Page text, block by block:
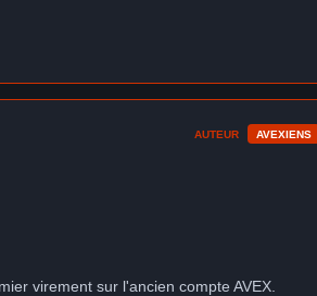
AUTEUR AVEXIENS
virement sur l'ancien compte AVEX.